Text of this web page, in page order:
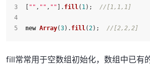
"" , "" , "" ]. fill( 1); //[1,1,1]
new Array(3). fill(2); //[2,2,2]
fill常常用于空数组初始化，数组中已有